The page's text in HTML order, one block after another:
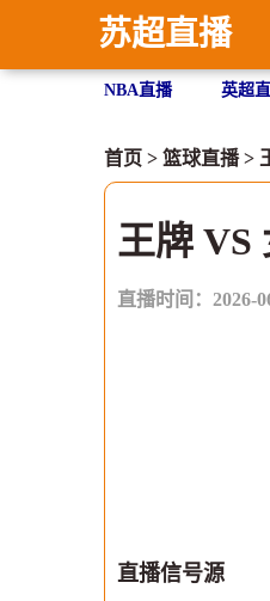
苏超直播
NBA直播 英超
首页 > 篮球直播>
王牌 VS
直播时间：2026-
直播信号源